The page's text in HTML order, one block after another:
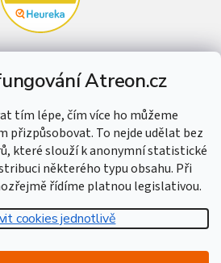
Atreon.cz
tím lépe, čím více ho můžeme
přizpůsobovat. To nejde udělat bez
které slouží k anonymní statistické
některého typu obsahu. Při
řídíme platnou legislativou.
cookies jednotlivě
Vytvořil Shoptet